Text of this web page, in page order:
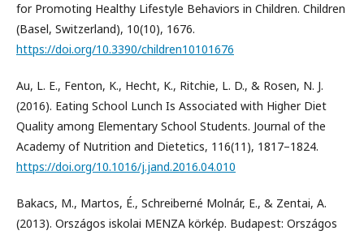
for Promoting Healthy Lifestyle Behaviors in Children. Children
(Basel, Switzerland), 10(10), 1676.
https://doi.org/10.3390/children10101676
Au, L. E., Fenton, K., Hecht, K., Ritchie, L. D., & Rosen, N. J.
(2016). Eating School Lunch Is Associated with Higher Diet
Quality among Elementary School Students. Journal of the
Academy of Nutrition and Dietetics, 116(11), 1817–1824.
https://doi.org/10.1016/j.jand.2016.04.010
Bakacs, M., Martos, É., Schreiberné Molnár, E., & Zentai, A.
(2013). Országos iskolai MENZA körkép. Budapest: Országos